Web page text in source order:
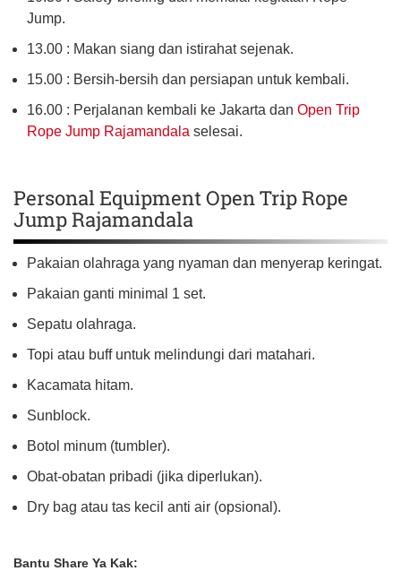
Jump.
13.00 : Makan siang dan istirahat sejenak.
15.00 : Bersih-bersih dan persiapan untuk kembali.
16.00 : Perjalanan kembali ke Jakarta dan Open Trip
Rope Jump Rajamandala selesai.
Personal Equipment Open Trip Rope
Jump Rajamandala
Pakaian olahraga yang nyaman dan menyerap keringat.
Pakaian ganti minimal 1 set.
Sepatu olahraga.
Topi atau buff untuk melindungi dari matahari.
Kacamata hitam.
Sunblock.
Botol minum (tumbler).
Obat-obatan pribadi (jika diperlukan).
Dry bag atau tas kecil anti air (opsional).
Bantu Share Ya Kak: